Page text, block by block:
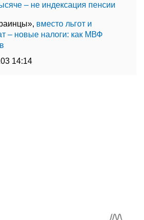
– не индексация пенсии
вместо льгот и
– новые налоги: как МВФ
14:14